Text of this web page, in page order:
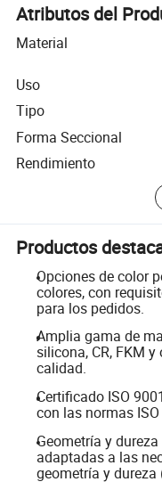
Atributos del
Material
Uso
Tipo
Forma Seccional
Rendimiento
Productos
Opciones de color
colores, con
para los pedidos.
Amplia gama de
silicona, CR, FKM
calidad.
Certificado ISO
con las normas ISO
Geometría y
adaptadas a las
geometría y dureza